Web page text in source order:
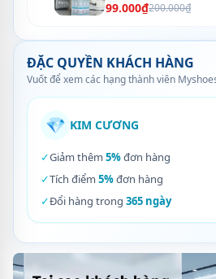
99.000₫200.000₫
ĐẶC QUYỀN KHÁCH HÀNG
Vuốt để xem các hạng thành viên
💎 KIM CƯƠNG
✓Giảm thêm 5%đơn hàng
✓Tích điểm 5%đơn hàng
✓Đổi hàng trong 365 ngày